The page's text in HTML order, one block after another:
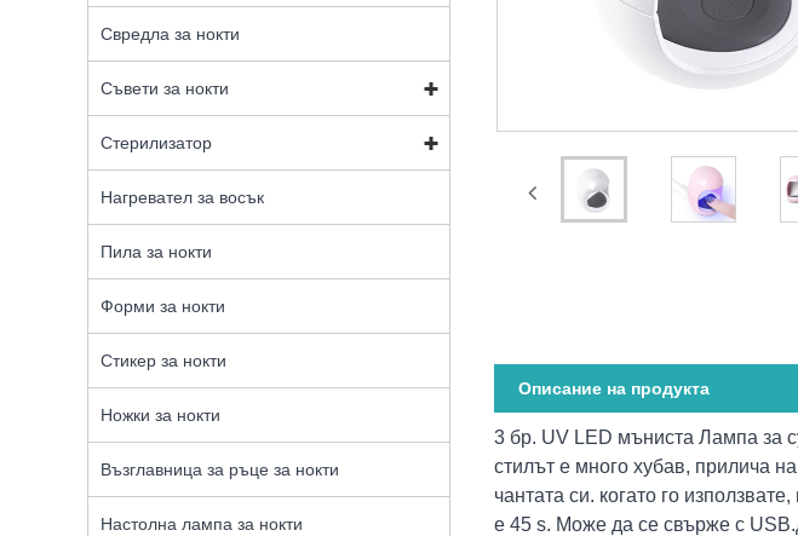
Свредла за нокти
Съвети за нокти
Стерилизатор
Нагревател за восък
Пила за нокти
Форми за нокти
Стикер за нокти
Ножки за нокти
Възглавница за ръце за нокти
Настолна лампа за нокти
Описание на продукта
3 бр. UV LED мъниста Лампа за
стилът е много хубав, прилича
чантата си. когато го
е 45 s. Може да се свърже с